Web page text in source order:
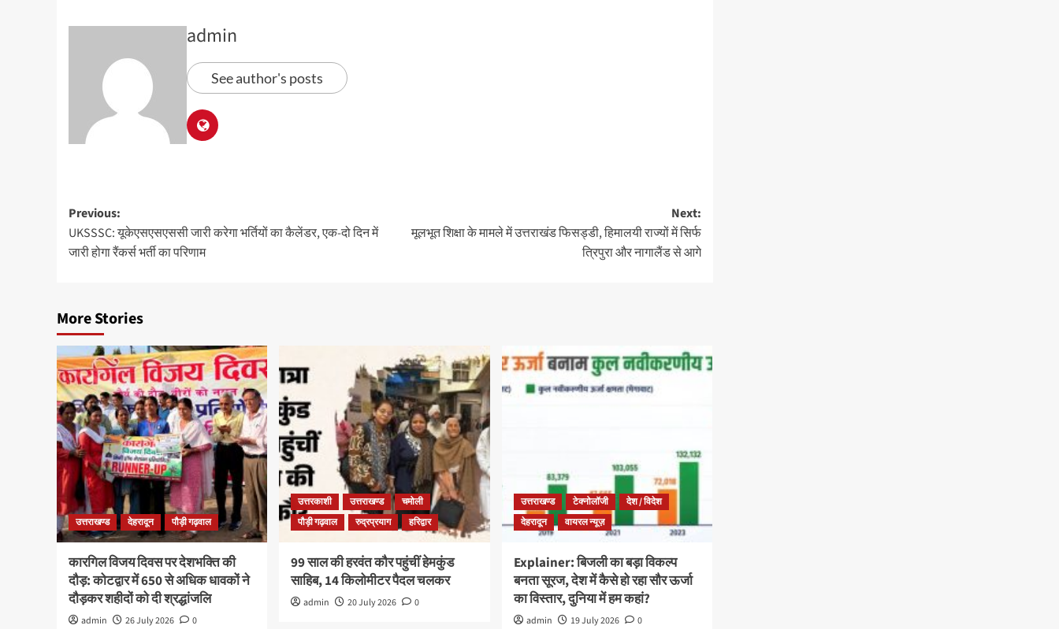
admin
See author's posts
Previous:
UKSSSC: यूकेएसएसएससी जारी करेगा भर्तियों का कैलेंडर, एक-दो दिन में
जारी होगा रैंकर्स भर्ती का परिणाम
Next:
मूलभूत शिक्षा के मामले में उत्तराखंड फिसड्डी, हिमालयी राज्यों में सिर्फ
त्रिपुरा और नागालैंड से आगे
More Stories
उत्तराखण्ड देहरादून पौड़ी गढ़वाल
कारगिल विजय दिवस पर देशभक्ति की
दौड़: कोटद्वार में 650 से अधिक धावकों ने
दौड़कर शहीदों को दी श्रद्धांजलि
admin 26 July 2026 0
उत्तरकाशी उत्तराखण्ड
चमोली
पौड़ी गढ़वाल
रुद्रप्रयाग हरिद्वार
99 साल की हरवंत कौर पहुंचीं हेमकुंड
साहिब, 14 किलोमीटर पैदल चलकर
admin 20 July 2026 0
उत्तराखण्ड टेक्नोलॉजी
देश / विदेश
देहरादून
वायरल न्यूज़
Explainer: बिजली का बड़ा विकल्प
बनता सूरज, देश में कैसे हो रहा सौर ऊर्जा
का विस्तार, दुनिया में हम कहां?
admin 19 July 2026 0